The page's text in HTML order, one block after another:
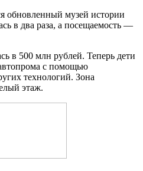
обновленный музей истории
в два раза, а посещаемость —
в 500 млн рублей. Теперь дети
с помощью
технологий. Зона
этаж.